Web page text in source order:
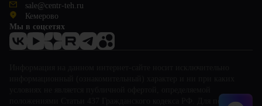
sale@centr-teh.ru
Кемерово
Мы в соцсетях
положениями Статьи 437 Гражданского кодекса РФ. Для получения